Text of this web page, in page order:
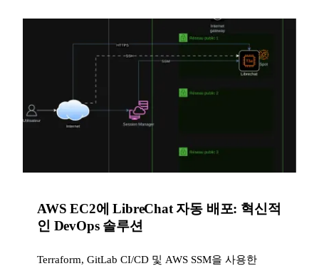
AWS EC2에 LibreChat 자동 배포: 혁신적
인 DevOps 솔루션
Terraform, GitLab CI/CD 및 AWS SSM을 사용한